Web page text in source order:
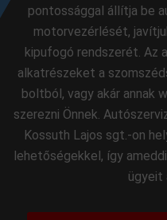
pontossággal állítja be
motorvezérlését,
kipufogó rendszerét. Az
alkatrészeket a
boltból, vagy akár annak
szerezni Önnek.
Kossuth Lajos sgt.-on
lehetőségekkel, így
ügyeit